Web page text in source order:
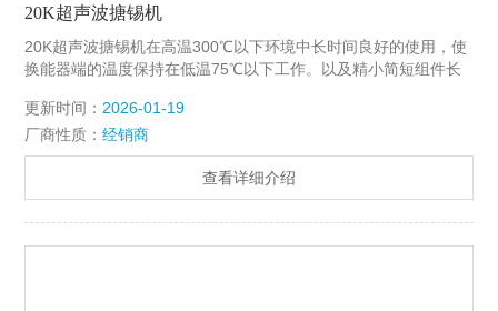
20K超声波搪锡机
20K超声波搪锡机在高温300℃以下环境中长时间良好的使用，使
换能器端的温度保持在低温75℃以下工作。以及精小简短组件长
更新时间： 2026-01-19
厂商性质：经销商
查看详细介绍